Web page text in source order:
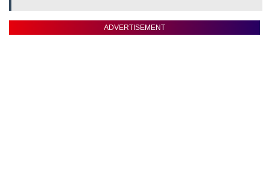
ADVERTISEMENT